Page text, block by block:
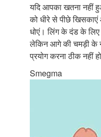
यदि आपका खतना नहीं
को धीरे से पीछे
धोएं। लिंग के दंड के
लेकिन आगे की चमड़ी के
प्रयोग करना ठीक नहीं
Smegma